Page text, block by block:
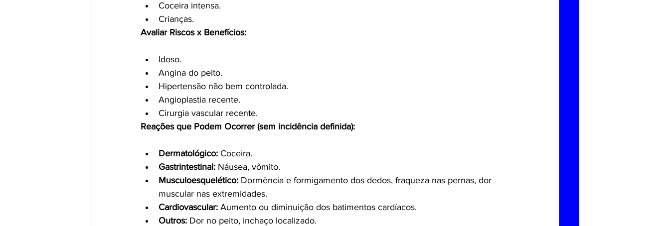
Coceira intensa.
Crianças.
Avaliar Riscos x Benefícios:
Idoso.
Angina do peito.
Hipertensão não bem controlada.
Angioplastia recente.
Cirurgia vascular recente.
Reações que Podem Ocorrer (sem incidência definida):
Dermatológico: Coceira.
Gastrintestinal: Náusea, vômito.
Musculoesquelético: Dormência e formigamento dos dedos, fraqueza nas pernas, dor
muscular nas extremidades.
Cardiovascular: Aumento ou diminuição dos batimentos cardíacos.
Outros: Dor no peito, inchaço localizado.